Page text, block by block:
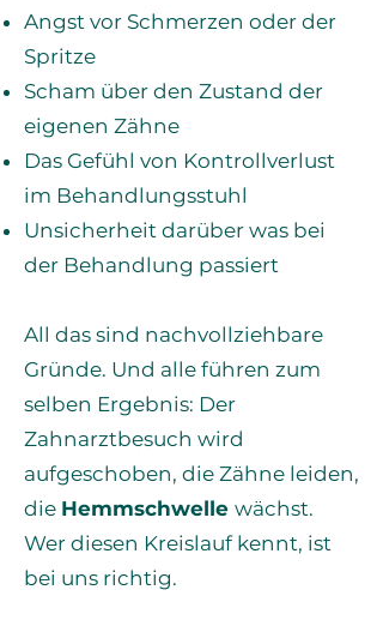
Angst vor Schmerzen oder der
Spritze
Scham über den Zustand der
eigenen Zähne
Das Gefühl von Kontrollverlust
im Behandlungsstuhl
Unsicherheit darüber was bei
der Behandlung passiert
All das sind nachvollziehbare
Gründe. Und alle führen zum
selben Ergebnis: Der
Zahnarztbesuch wird
aufgeschoben, die Zähne leiden,
die Hemmschwelle wächst.
Wer diesen Kreislauf kennt, ist
bei uns richtig.